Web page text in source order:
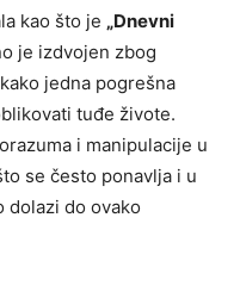
kao što je „Dnevni
je izdvojen zbog
jedna pogrešna
tuđe živote.
i manipulacije u
se često ponavlja i u
dolazi do ovako